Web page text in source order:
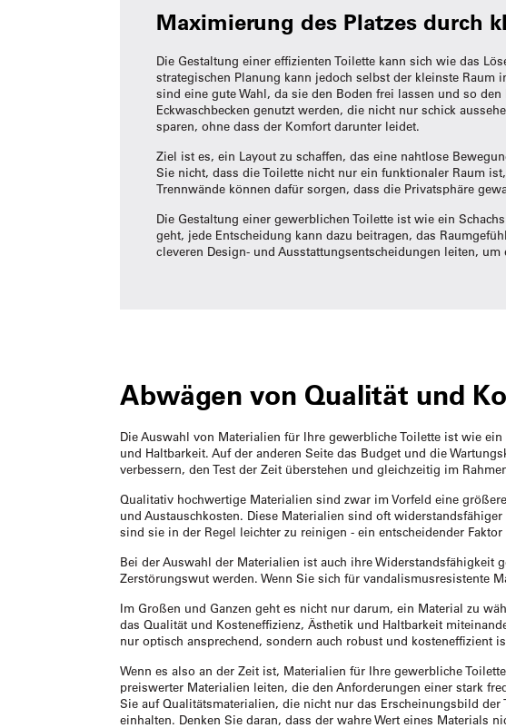
Maximierung des Platzes durch
Die Gestaltung einer effizienten Toilette kann sich wie das
strategischen Planung kann jedoch selbst der kleinste Raum
sind eine gute Wahl, da sie den Boden frei lassen und so
Eckwaschbecken genutzt werden, die nicht nur schick
sparen, ohne dass der Komfort darunter leidet.
Ziel ist es, ein Layout zu schaffen, das eine nahtlose
Sie nicht, dass die Toilette nicht nur ein funktionaler Raum
Trennwände können dafür sorgen, dass die Privatsphäre
Die Gestaltung einer gewerblichen Toilette ist wie ein
geht, jede Entscheidung kann dazu beitragen, das
cleveren Design- und Ausstattungsentscheidungen leiten,
Abwägen von Qualität und
Die Auswahl von Materialien für Ihre gewerbliche Toilette ist wie
und Haltbarkeit. Auf der anderen Seite das Budget und die
verbessern, den Test der Zeit überstehen und gleichzeitig im
Qualitativ hochwertige Materialien sind zwar im Vorfeld eine
und Austauschkosten. Diese Materialien sind oft
sind sie in der Regel leichter zu reinigen - ein entscheidender
Bei der Auswahl der Materialien ist auch ihre Widerstandsfähigkeit
Zerstörungswut werden. Wenn Sie sich für vandalismusresistente
Im Großen und Ganzen geht es nicht nur darum, ein Material zu
das Qualität und Kosteneffizienz, Ästhetik und Haltbarkeit
nur optisch ansprechend, sondern auch robust und kosteneffizient
Wenn es also an der Zeit ist, Materialien für Ihre gewerbliche
preiswerter Materialien leiten, die den Anforderungen einer stark
Sie auf Qualitätsmaterialien, die nicht nur das Erscheinungsbild
einhalten. Denken Sie daran, dass der wahre Wert eines Materials